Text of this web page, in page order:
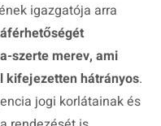
igazgatója arra
szerte merev, ami
kifejezetten hátrányos.
jogi korlátainak és